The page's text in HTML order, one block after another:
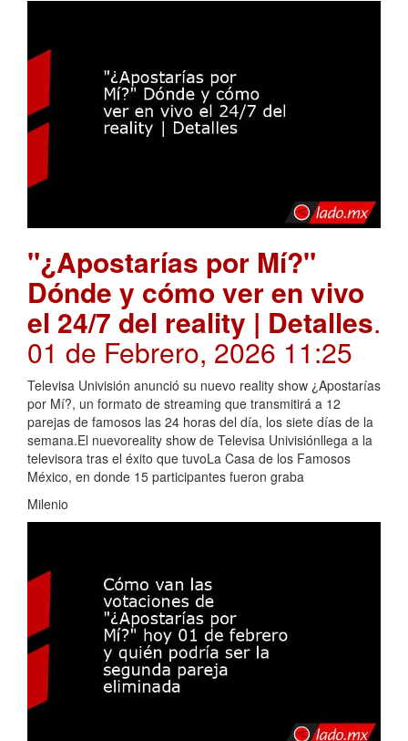
"¿Apostarías por Mí?"
Dónde y cómo ver en vivo
el 24/7 del reality | Detalles.
01 de Febrero, 2026 11:25
Televisa Univisión anunció su nuevo reality show ¿Apostarías
por Mí?, un formato de streaming que transmitirá a 12
parejas de famosos las 24 horas del día, los siete días de la
semana.El nuevoreality show de Televisa Univisiónllega a la
televisora tras el éxito que tuvoLa Casa de los Famosos
México, en donde 15 participantes fueron graba
Milenio